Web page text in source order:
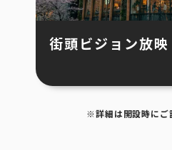
街頭ビジョン放映
※詳細は開設時にご